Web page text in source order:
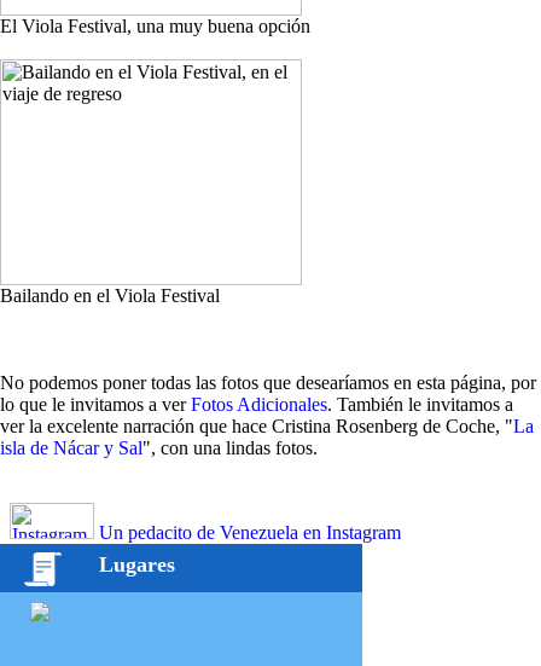
El Viola Festival, una muy buena opción
Bailando en el Viola Festival
No podemos poner todas las fotos que desearíamos en esta página, por
lo que le invitamos a verFotos Adicionales. También le invitamos a
ver la excelente narración que hace Cristina Rosenberg de Coche, "La
isla de Nácar y Sal", con una lindas fotos.
Un pedacito de Venezuela en Instagram
Lugares